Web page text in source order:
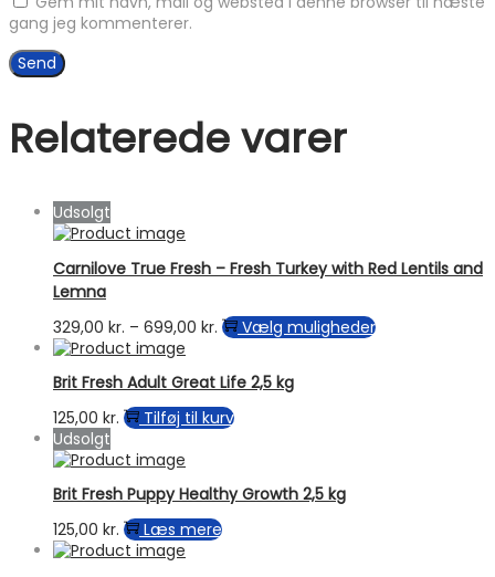
gang jeg kommenterer.
Relaterede varer
Udsolgt
Carnilove True Fresh – Fresh Turkey with Red Lentils and
Lemna
329,00 kr. – 699,00 kr. Prisinterval:
699,00 kr.
Vælg mulighederDette
Brit Fresh Adult Great Life 2,5 kg
125,00 kr.
Tilføj til kurv
Udsolgt
Brit Fresh Puppy Healthy Growth 2,5 kg
125,00 kr. Læs mere